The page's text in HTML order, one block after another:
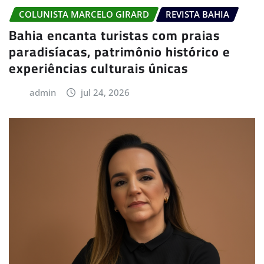
COLUNISTA MARCELO GIRARD REVISTA BAHIA
Bahia encanta turistas com praias
paradisíacas, patrimônio histórico e
experiências culturais únicas
admin jul 24, 2026